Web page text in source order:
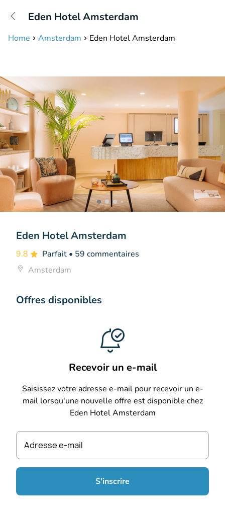
Disponible jusqu'à 23:00 heures
Eden Hotel Amsterdam
Home Amsterdam Eden Hotel Amsterdam
Eden Hotel Amsterdam
9.8 Parfait • 59 commentaires
Amsterdam
Offres disponibles
Recevoir un e-mail
Saisissez votre adresse e-mail pour recevoir un e-
mail lorsqu'une nouvelle offre est disponible chez
Eden Hotel Amsterdam
Adresse e-mail
S'inscrire